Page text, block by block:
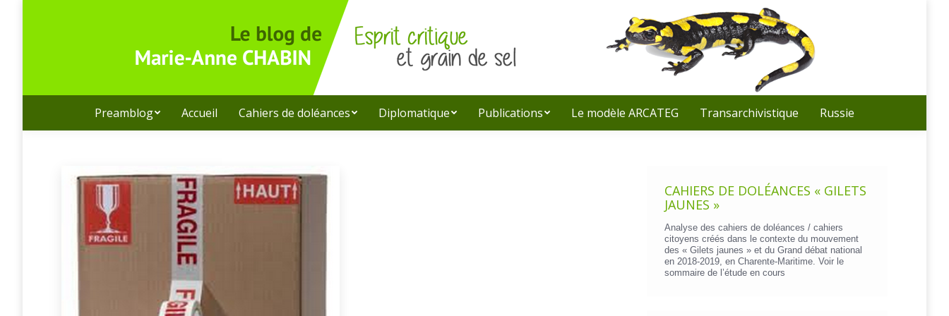
Recherche
:
Preamblog Accueil Cahiers de doléances Diplomatique Publications Le modèle ARCATEG Transarchivistique Russie
CAHIERS DE DOLÉANCES « GILETS
JAUNES »
Analyse des cahiers de doléances / cahiers
citoyens créés dans le contexte du mouvement
des « Gilets jaunes » et du Grand débat national
en 2018-2019, en Charente-Maritime. Voir le
sommaire de l’étude en cours